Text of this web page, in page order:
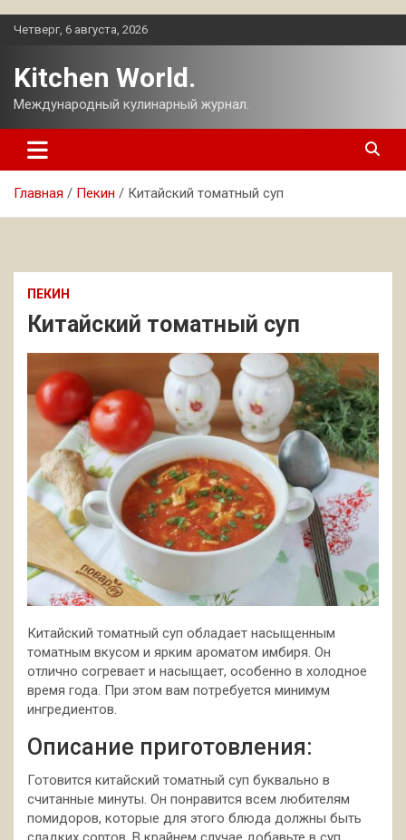
Перейти
Четверг, 6 августа, 2026
Kitchen World.
Международный кулинарный журнал.
Главная Пекин Китайский томатный суп
ПЕКИН
Китайский томатный суп
Китайский томатный суп обладает насыщенным
томатным вкусом и ярким ароматом имбиря. Он
отлично согревает и насыщает, особенно в холодное
время года. При этом вам потребуется минимум
ингредиентов.
Описание приготовления:
Готовится китайский томатный суп буквально в
считанные минуты. Он понравится всем любителям
помидоров, которые для этого блюда должны быть